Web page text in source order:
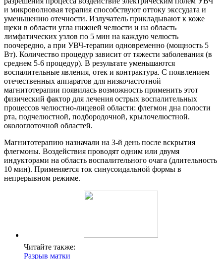
и микроволновая терапия способствуют оттоку экссудата и
уменьшению отечности. Излучатель прикладывают к коже
щеки в области угла нижней челюсти и на область
лимфатических узлов по 5 мин на каждую челюсть
поочередно, а при УВЧ-терапии одновременно (мощность 5
Вт). Количество процедур зависит от тяжести заболевания (в
среднем 5-6 процедур). В результате уменьшаются
воспалительные явления, отек и контрактура. С появлением
отечественных аппаратов для низкочастотной
магнитотерапии появилась возможность применить этот
физический фактор для лечения острых воспалительных
процессов челюстно-лицевой области: флегмон дна полости
рта, подчелюстной, подбородочной, крылочелюстной.
окологлоточной областей.
Магнитотерапию назначали на 3-й день после вскрытия
флегмоны. Воздействия проводят одним или двумя
индукторами на область воспалительного очага (длительность
10 мин). Применяется ток синусоидальной формы в
непрерывном режиме.
Читайте также:
Разрыв матки